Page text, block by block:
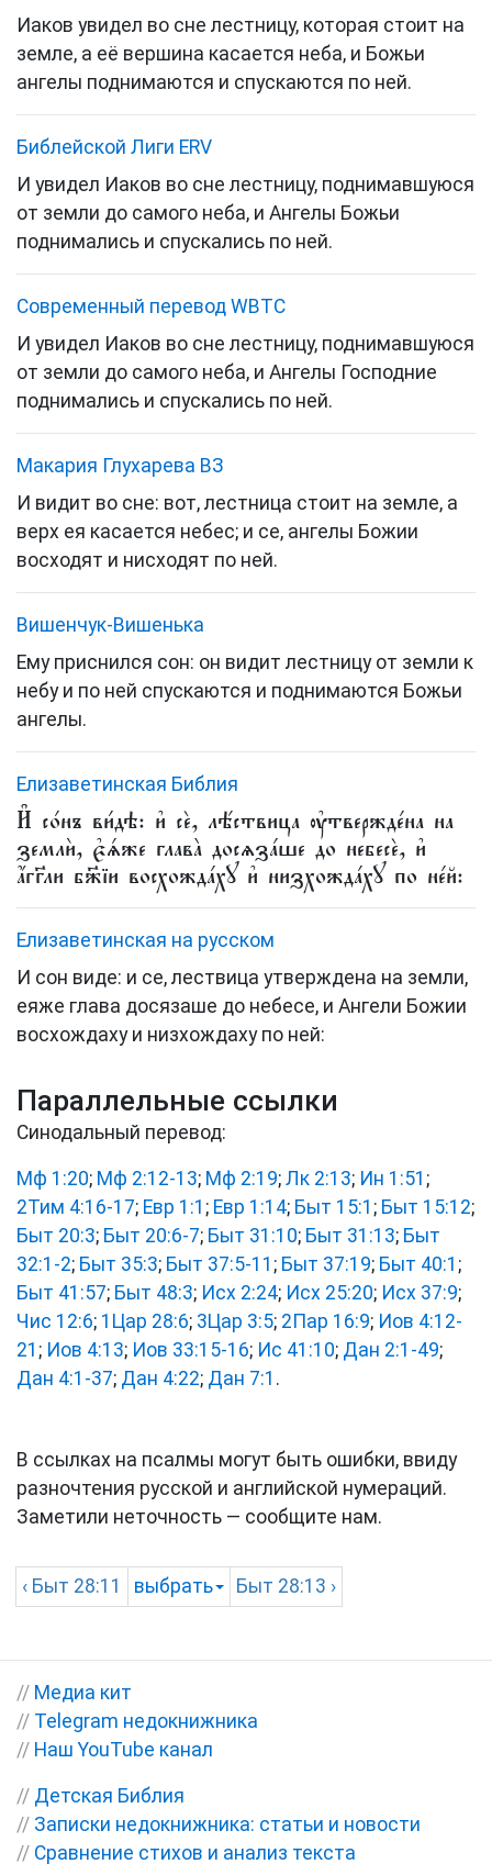
Иаков увидел во сне лестницу, которая стоит на
земле, а её вершина касается неба, и Божьи
ангелы поднимаются и спускаются по ней.
Библейской Лиги ERV
И увидел Иаков во сне лестницу, поднимавшуюся
от земли до самого неба, и Ангелы Божьи
поднимались и спускались по ней.
Cовременный перевод WBTC
И увидел Иаков во сне лестницу, поднимавшуюся
от земли до самого неба, и Ангелы Господние
поднимались и спускались по ней.
Макария Глухарева ВЗ
И видит во сне: вот, лестница стоит на земле, а
верх ея касается небес; и се, ангелы Божии
восходят и нисходят по ней.
Вишенчук-Вишенька
Ему приснился сон: он видит лестницу от земли к
небу и по ней спускаются и поднимаются Божьи
ангелы.
Елизаветинская Библия
И҆ со́нъ ви́дѣ: и҆ сѐ, лѣ́ствица ᲂу҆твержде́на на
землѝ, є҆ѧ́же глава̀ досѧза́ше до небесѐ, и҆
а҆́гг҃ли бж҃їи восхожда́хꙋ и҆ низхожда́хꙋ по не́й:
Елизаветинская на русском
И сон виде: и се, лествица утверждена на земли,
еяже глава досязаше до небесе, и Ангели Божии
восхождаху и низхождаху по ней:
Параллельные ссылки
Синодальный перевод:
Мф 1:20; Мф 2:12-13; Мф 2:19; Лк 2:13; Ин 1:51 ;
2Тим 4:16-17; Евр 1:1 ; Евр 1:14; Быт 15:1 ; Быт 15:12;
Быт 20:3; Быт 20:6-7; Быт 31:10; Быт 31:13; Быт
32:1-2; Быт 35:3; Быт 37:5-11 ; Быт 37:19; Быт 40:1 ;
Быт 41:57; Быт 48:3; Исх 2:24; Исх 25:20; Исх 37:9;
Чис 12:6; 1Цар 28:6; 3Цар 3:5; 2Пар 16:9; Иов 4:12-
21 ; Иов 4:13; Иов 33:15-16; Ис 41:10; Дан 2:1-49;
Дан 4:1-37; Дан 4:22; Дан 7:1 .
В ссылках на псалмы могут быть ошибки, ввиду
разночтения русской и английской нумераций.
Заметили неточность — сообщите нам.
‹ Быт 28:11 выбрать Быт 28:13 ›
// Медиа кит
// Telegram недокнижника
// Наш YouTube канал
// Детская Библия
// Записки недокнижника: статьи и новости
// Сравнение стихов и анализ текста